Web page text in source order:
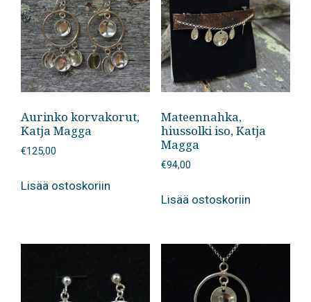
Aurinko korvakorut,
Katja Magga
€125,00
Lisää ostoskoriin
Mateennahka,
hiussolki iso, Katja
Magga
€94,00
Lisää ostoskoriin